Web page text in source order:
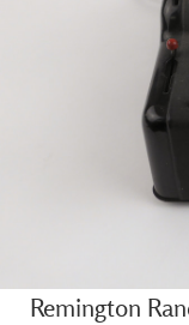
Remington